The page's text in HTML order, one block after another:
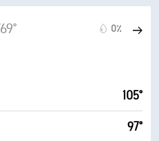
0٪
105°
97°